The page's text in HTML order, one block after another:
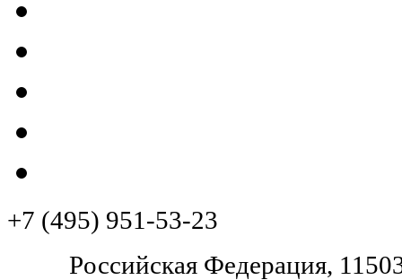
+7 (495) 951-53-23
Pоссийская Федерация,